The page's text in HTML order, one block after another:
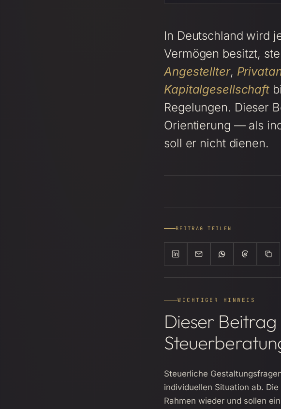
In Deutschland wird
Vermögen besitzt,
Angestellter,
Kapitalgesellschaft
Regelungen. Dieser
Orientierung — als
soll er nicht dienen.
BEITRAG TEILEN
WICHTIGER HINWEIS
Dieser Beitrag
Steuerliche
individuellen Situation ab.
Rahmen wieder und sollen